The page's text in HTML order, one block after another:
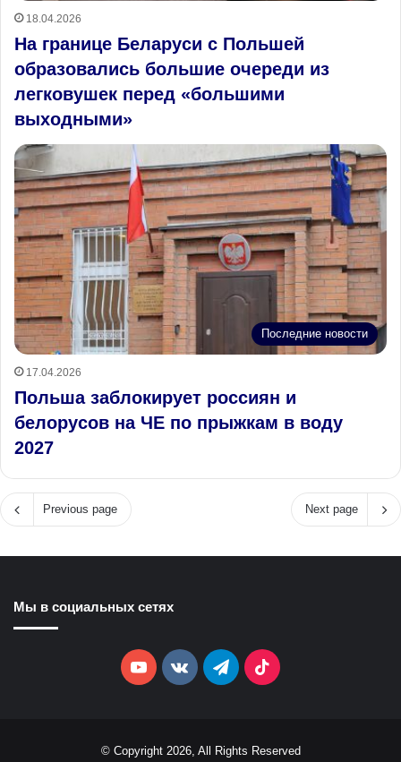
18.04.2026
На границе Беларуси с Польшей
образовались большие очереди из
легковушек перед «большими
выходными»
Последние новости
17.04.2026
Польша заблокирует россиян и
белорусов на ЧЕ по прыжкам в воду
2027
Previous page Next page
Мы в социальных сетях
YouTubevk.comTelegramTikTok
© Copyright 2026, All Rights Reserved